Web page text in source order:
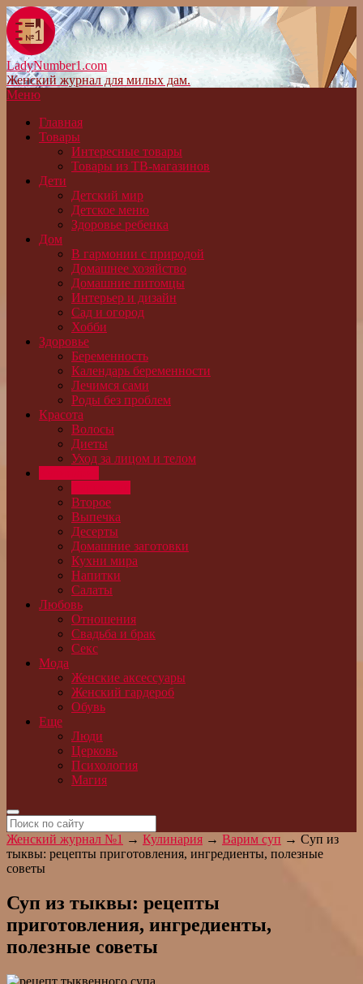
LadyNumber1.com
Женский журнал для милых дам.
Меню
Главная
Товары
Интересные товары
Товары из ТВ-магазинов
Дети
Детский мир
Детское меню
Здоровье ребенка
Дом
В гармонии с природой
Домашнее хозяйство
Домашние питомцы
Интерьер и дизайн
Сад и огород
Хобби
Здоровье
Беременность
Календарь беременности
Лечимся сами
Роды без проблем
Красота
Волосы
Диеты
Уход за лицом и телом
Второе
Выпечка
Десерты
Домашние заготовки
Кухни мира
Напитки
Салаты
Любовь
Отношения
Свадьба и брак
Секс
Мода
Женские аксессуары
Женский гардероб
Обувь
Еще
Люди
Церковь
Психология
Магия
Женский журнал №1 → Кулинария → Варим суп → Суп из
тыквы: рецепты приготовления, ингредиенты, полезные
советы
Суп из тыквы: рецепты
приготовления, ингредиенты,
полезные советы